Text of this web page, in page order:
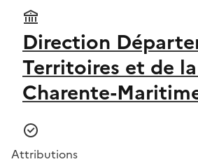
Direction
Territoires et de
Charente-
Attributions